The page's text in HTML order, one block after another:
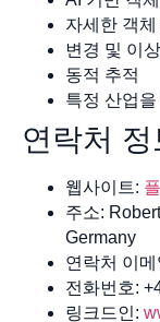
자세한 객체
변경 및 이
동적 추적
특정 산업
연락처 정
웹사이트:
주소:
Germany
연락처 이메
전화번호:
링크드인: